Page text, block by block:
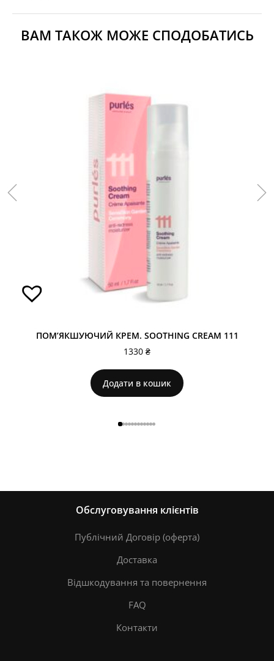
ВАМ ТАКОЖ МОЖЕ СПОДОБАТИСЬ
ПОМ’ЯКШУЮЧИЙ КРЕМ. SOOTHING CREAM 111
1330 ₴
Додати в кошик
Обслуговування клієнтів
Публічний Договір (оферта)
Доставка
Відшкодування та повернення
FAQ
Контакти